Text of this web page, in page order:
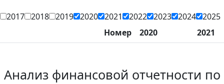
2017 2018 2019 2020 2021 2022 2023 2024 2025
Номер
2020 2021
Анализ финансовой отчетности